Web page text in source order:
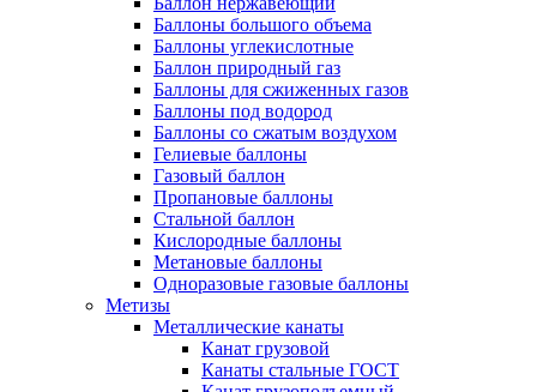
Баллоны большого объема
Баллоны углекислотные
Баллон природный газ
Баллоны для сжиженных газов
Баллоны под водород
Баллоны со сжатым воздухом
Гелиевые баллоны
Газовый баллон
Пропановые баллоны
Стальной баллон
Кислородные баллоны
Метановые баллоны
Одноразовые газовые баллоны
Метизы
Металлические канаты
Канат грузовой
Канаты стальные ГОСТ